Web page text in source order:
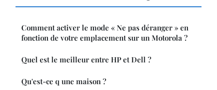
Comment activer le mode « Ne pas déranger » en
fonction de votre emplacement sur un Motorola ?
Quel est le meilleur entre HP et Dell ?
Qu'est-ce q une maison ?